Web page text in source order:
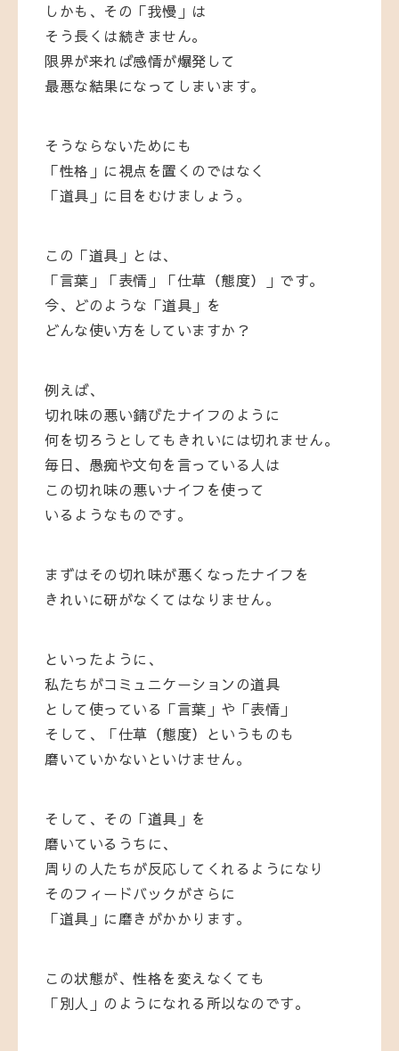
しかも、その「我慢」は
そう長くは続きません。
限界が来れば感情が爆発して
最悪な結果になってしまいます。
そうならないためにも
「性格」に視点を置くのではなく
「道具」に目をむけましょう。
この「道具」とは、
「言葉」「表情」「仕草（態度）」です。
今、どのような「道具」を
どんな使い方をしていますか？
例えば、
切れ味の悪い錆びたナイフのように
何を切ろうとしてもきれいには切れません。
毎日、愚痴や文句を言っている人は
この切れ味の悪いナイフを使って
いるようなものです。
まずはその切れ味が悪くなったナイフを
きれいに研がなくてはなりません。
といったように、
私たちがコミュニケーションの道具
として使っている「言葉」や「表情」
そして、「仕草（態度）というものも
磨いていかないといけません。
そして、その「道具」を
磨いているうちに、
周りの人たちが反応してくれるようになり
そのフィードバックがさらに
「道具」に磨きがかかります。
この状態が、性格を変えなくても
「別人」のようになれる所以なのです。